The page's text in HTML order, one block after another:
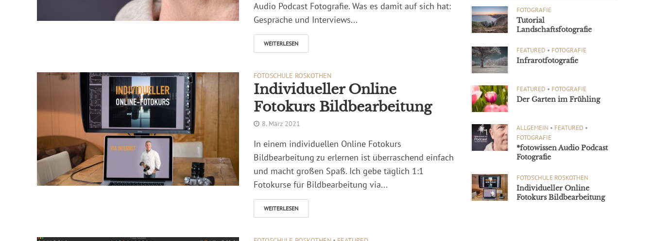
Audio Podcast Fotografie. Was es damit auf sich hat:
Gespräche und Interviews...
WEITERLESEN
FOTOSCHULE ROSKOTHEN
Individueller Online
Fotokurs Bildbearbeitung
8. März 2021
In einem individuellen Online Fotokurs
Bildbearbeitung zu erlernen ist überraschend einfach
und macht großen Spaß. Ich gebe täglich 1:1
Fotokurse für Bildbearbeitung via...
WEITERLESEN
FOTOGRAFIE
Tutorial
Landschaftsfotografie
FEATURED • FOTOGRAFIE
Infrarotfotografie
FEATURED • FOTOGRAFIE
Der Garten im Frühling
ALLGEMEIN • FEATURED •
FOTOGRAFIE
*fotowissen Audio Podcast
Fotografie
FOTOSCHULE ROSKOTHEN
Individueller Online
Fotokurs Bildbearbeitung